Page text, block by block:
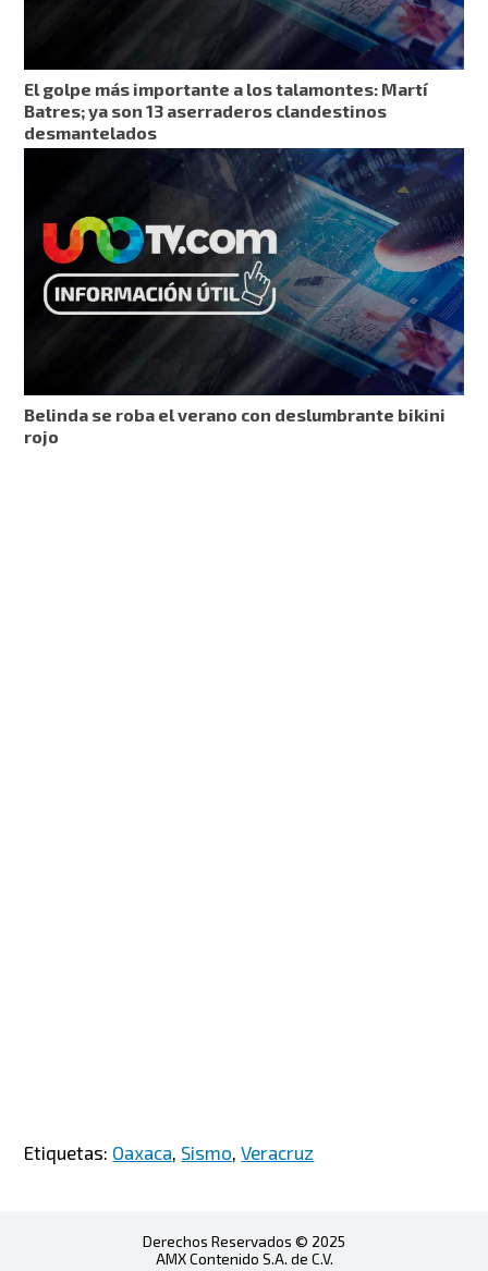
El golpe más importante a los talamontes: Martí
Batres; ya son 13 aserraderos clandestinos
desmantelados
Belinda se roba el verano con deslumbrante bikini
rojo
Etiquetas: Oaxaca, Sismo,Veracruz
Derechos Reservados © 2025
AMX Contenido S.A. de C.V.